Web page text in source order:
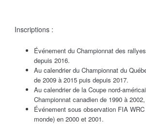
Inscriptions :
Événement du Championnat des
depuis 2016.
Au calendrier du Championnat du
de 2009 à 2015 puis depuis 2017.
Au calendrier de la Coupe nord-
Championnat canadien de 1990 à
Événement sous observation FIA
monde) en 2000 et 2001.